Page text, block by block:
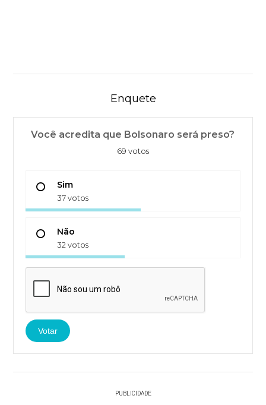
Enquete
Você acredita que Bolsonaro será preso?
69 votos
Sim
37 votos
Não
32 votos
Votar
PUBLICIDADE